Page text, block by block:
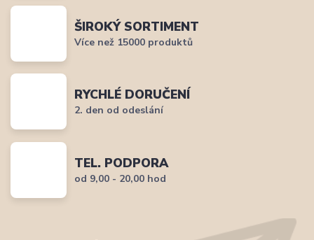
ŠIROKÝ SORTIMENT
Více než 15000 produktů
RYCHLÉ DORUČENÍ
2. den od odeslání
TEL. PODPORA
od 9,00 - 20,00 hod